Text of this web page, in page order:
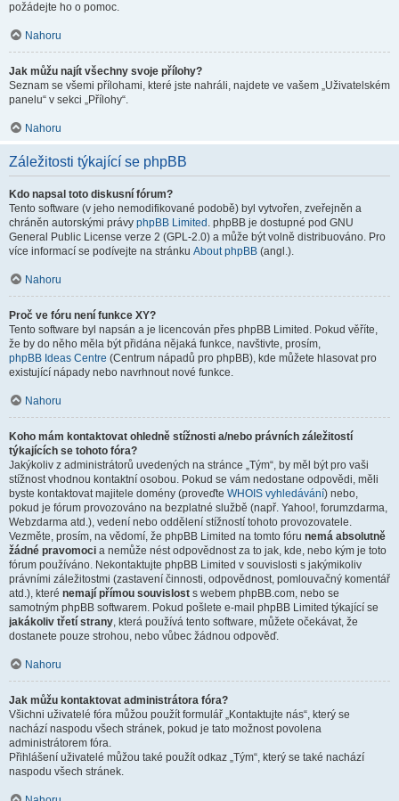
požádejte ho o pomoc.
Nahoru
Jak můžu najít všechny svoje přílohy?
Seznam se všemi přílohami, které jste nahráli, najdete ve vašem „Uživatelském
panelu“ v sekci „Přílohy“.
Nahoru
Záležitosti týkající se phpBB
Kdo napsal toto diskusní fórum?
Tento software (v jeho nemodifikované podobě) byl vytvořen, zveřejněn a
chráněn autorskými právy phpBB Limited . phpBB je dostupné pod GNU
General Public License verze 2 (GPL-2.0) a může být volně distribuováno. Pro
více informací se podívejte na stránku About phpBB (angl.).
Nahoru
Proč ve fóru není funkce XY?
Tento software byl napsán a je licencován přes phpBB Limited. Pokud věříte,
že by do něho měla být přidána nějaká funkce, navštivte, prosím,
phpBB Ideas Centre (Centrum nápadů pro phpBB), kde můžete hlasovat pro
existující nápady nebo navrhnout nové funkce.
Nahoru
Koho mám kontaktovat ohledně stížnosti a/nebo právních záležitostí
týkajících se tohoto fóra?
Jakýkoliv z administrátorů uvedených na stránce „Tým“, by měl být pro vaši
stížnost vhodnou kontaktní osobou. Pokud se vám nedostane odpovědi, měli
byste kontaktovat majitele domény (proveďte WHOIS vyhledávání) nebo,
pokud je fórum provozováno na bezplatné službě (např. Yahoo!, forumzdarma,
Webzdarma atd.), vedení nebo oddělení stížností tohoto provozovatele.
Vezměte, prosím, na vědomí, že phpBB Limited na tomto fóru nemá absolutně
žádné pravomoci a nemůže nést odpovědnost za to jak, kde, nebo kým je toto
fórum používáno. Nekontaktujte phpBB Limited v souvislosti s jakýmikoliv
právními záležitostmi (zastavení činnosti, odpovědnost, pomlouvačný komentář
atd.), které nemají přímou souvislost s webem phpBB.com, nebo se
samotným phpBB softwarem. Pokud pošlete e-mail phpBB Limited týkající se
jakákoliv třetí strany, která používá tento software, můžete očekávat, že
dostanete pouze strohou, nebo vůbec žádnou odpověď.
Nahoru
Jak můžu kontaktovat administrátora fóra?
Všichni uživatelé fóra můžou použít formulář „Kontaktujte nás“, který se
nachází naspodu všech stránek, pokud je tato možnost povolena
administrátorem fóra.
Přihlášení uživatelé můžou také použít odkaz „Tým“, který se také nachází
naspodu všech stránek.